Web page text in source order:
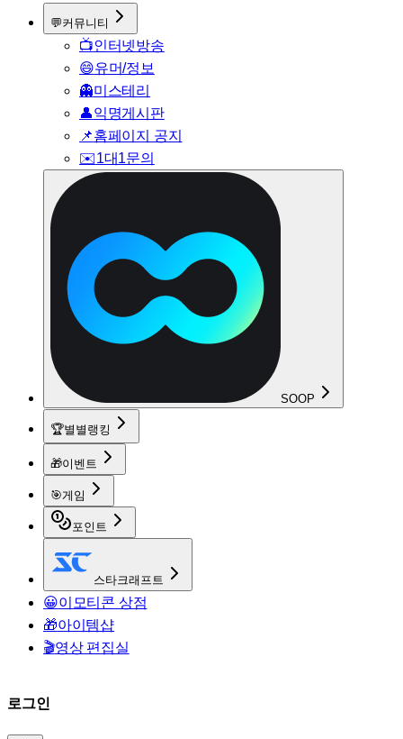
💬커뮤니티
📺인터넷방송
😄유머/정보
👻미스테리
👤익명게시판
📌홈페이지 공지
✉️1대1문의
SOOP
🏆별별랭킹
🎁이벤트
🎯게임
포인트
스타크래프트
😀이모티콘 상점
🎁아이템샵
🎬영상 편집실
로그인